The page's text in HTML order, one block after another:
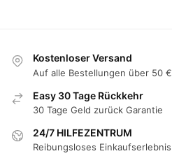
Kostenloser Versand
Auf alle Bestellungen über 50 €
Easy 30 Tage Rückkehr
30 Tage Geld zurück Garantie
24/7 HILFEZENTRUM
Reibungsloses Einkaufserlebnis